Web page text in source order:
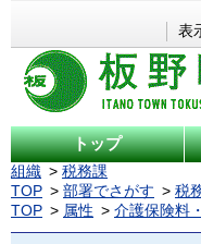
表
トップ
組織
税務課
TOP
部署でさがす 税
TOP
属性 介護保険料